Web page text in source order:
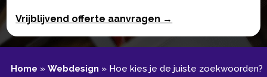
Vrijblijvend offerte aanvragen →
Home » Webdesign » Hoe kies je de juiste zoekwoorden?